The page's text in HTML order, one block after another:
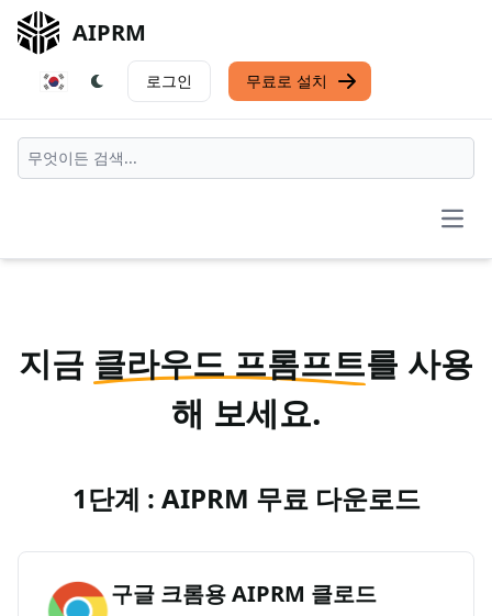
AIPRM
로그인 무료로 설치
지금 클라우드 프롬프트를 사용
해 보세요.
1단계 : AIPRM 무료 다운로드
구글 크롬용 AIPRM 클로드